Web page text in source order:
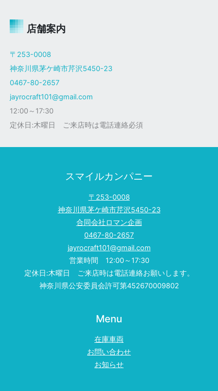
Ｘ
ク
様
店舗案内
〒253-0008
神奈川県茅ケ崎市芹沢5450-23
0467-80-2657
jayrocraft101@gmail.com
12:00～17:30
定休日:木曜日 ご来店時は電話連絡必須
スマイルカンパニー
〒253-0008
神奈川県茅ケ崎市芹沢5450-23
合同会社ロマン企画
0467-80-2657
jayrocraft101@gmail.com
営業時間 12:00～17:30
定休日:木曜日 ご来店時は電話連絡お願いします。
神奈川県公安委員会許可第452670009802
Menu
在庫車両
お問い合わせ
お知らせ